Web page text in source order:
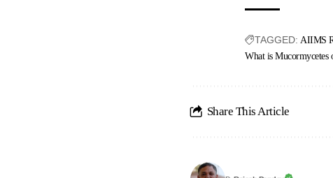
TAGGED: AIIMS
What is Mucormycetes
Share This Article